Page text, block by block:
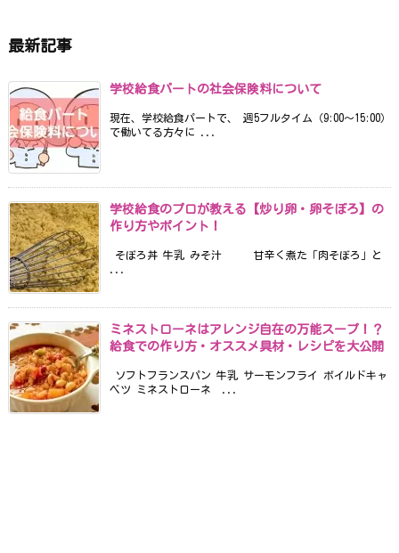
最新記事
学校給食パートの社会保険料について
現在、学校給食パートで、 週5フルタイム（9:00〜15:00）
で働いてる方々に ...
学校給食のプロが教える【炒り卵・卵そぼろ】の
作り方やポイント！
そぼろ丼 牛乳 みそ汁 甘辛く煮た「肉そぼろ」と
ミネストローネはアレンジ自在の万能スープ！？
給食での作り方・オススメ具材・レシピを大公開
ソフトフランスパン 牛乳 サーモンフライ ボイルドキャ
ベツ ミネストローネ ...